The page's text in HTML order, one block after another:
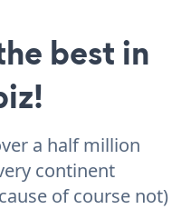
best in
a half million
continent
of course not)